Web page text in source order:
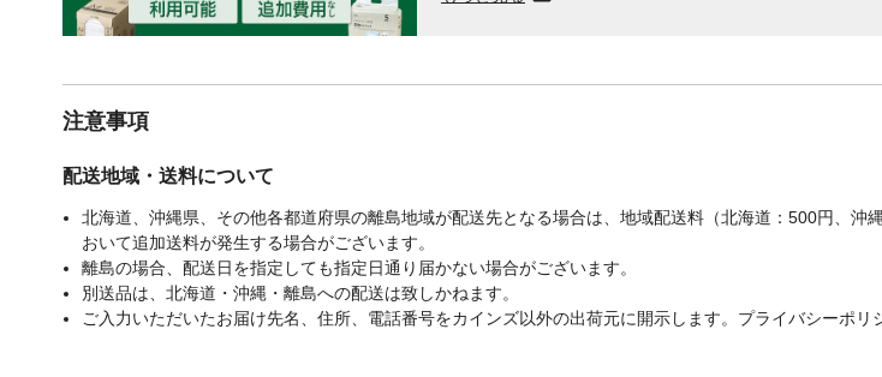
注意事項
配送地域・送料について
北海道、沖縄県、その他各都道府県の離島地域が配送先となる場合は、地域配送料（北海道：500円、
おいて追加送料が発生する場合がございます。
離島の場合、配送日を指定しても指定日通り届かない場合がございます。
別送品は、北海道・沖縄・離島への配送は致しかねます。
ご入力いただいたお届け先名、住所、電話番号をカインズ以外の出荷元に開示します。プライバシーポリ